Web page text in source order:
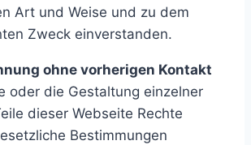
Art und Weise und zu dem
Zweck einverstanden.
ohne vorherigen Kontakt
oder die Gestaltung einzelner
dieser Webseite Rechte
Bestimmungen